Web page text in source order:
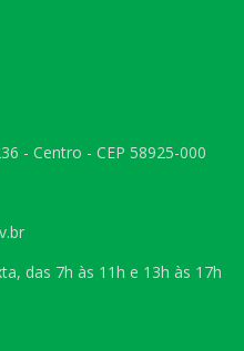
- Centro - CEP 58925-000
das 7h às 11h e 13h às 17h